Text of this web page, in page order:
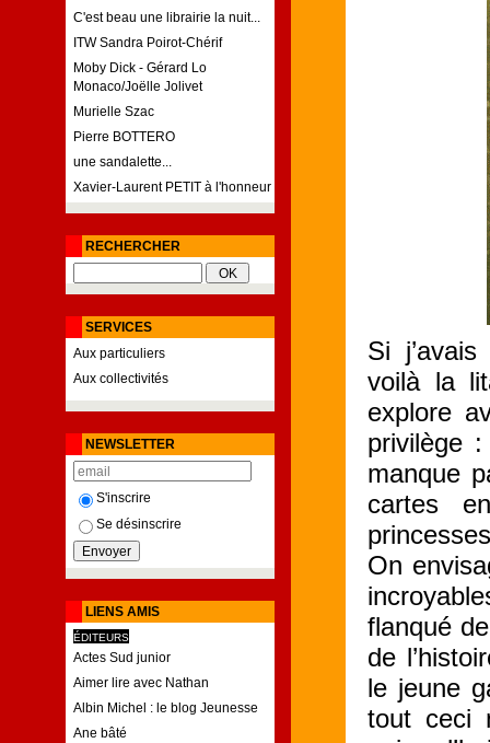
C'est beau une librairie la nuit...
ITW Sandra Poirot-Chérif
Moby Dick - Gérard Lo
Monaco/Joëlle Jolivet
Murielle Szac
Pierre BOTTERO
une sandalette...
Xavier-Laurent PETIT à l'honneur
RECHERCHER
SERVICES
Aux particuliers
Aux collectivités
NEWSLETTER
S'inscrire
Se désinscrire
LIENS AMIS
ÉDITEURS
Actes Sud junior
Aimer lire avec Nathan
Albin Michel : le blog Jeunesse
Ane bâté
Si
voilà la
explore
privilège
manque
cartes
On
flanqué
de
le jeune
tout ceci